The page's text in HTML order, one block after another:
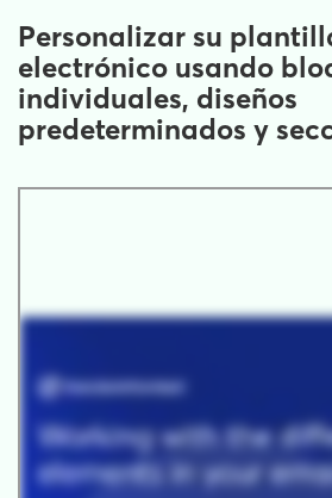
Personalizar su
electrónico usando
individuales, diseños
predeterminados y